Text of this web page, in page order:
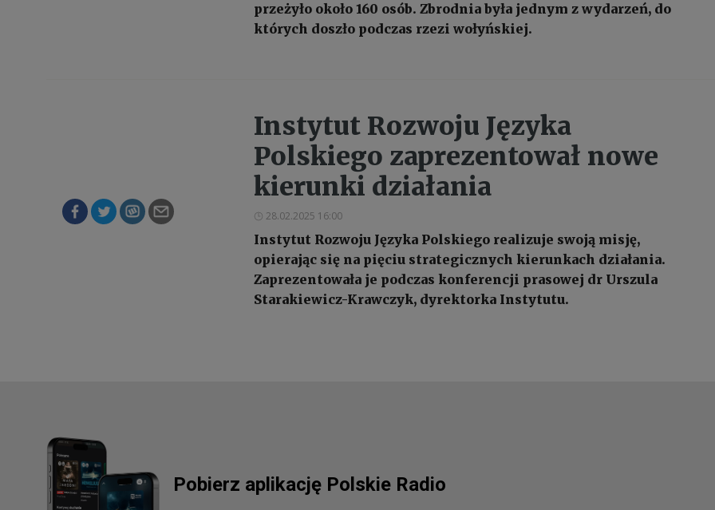
przeżyło około 160 osób. Zbrodnia była jednym z wydarzeń, do
których doszło podczas rzezi wołyńskiej.
Instytut Rozwoju Języka
Polskiego zaprezentował nowe
kierunki działania
28.02.2025 16:00
Instytut Rozwoju Języka Polskiego realizuje swoją misję,
opierając się na pięciu strategicznych kierunkach działania.
Zaprezentowała je podczas konferencji prasowej dr Urszula
Starakiewicz-Krawczyk, dyrektorka Instytutu.
Pobierz aplikację Polskie Radio